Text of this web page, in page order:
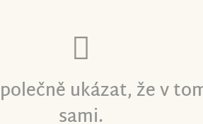
smrtelném nebezpečí. rusové tam
bude situace o malý kousek lepší
ukázat, že v
sami.